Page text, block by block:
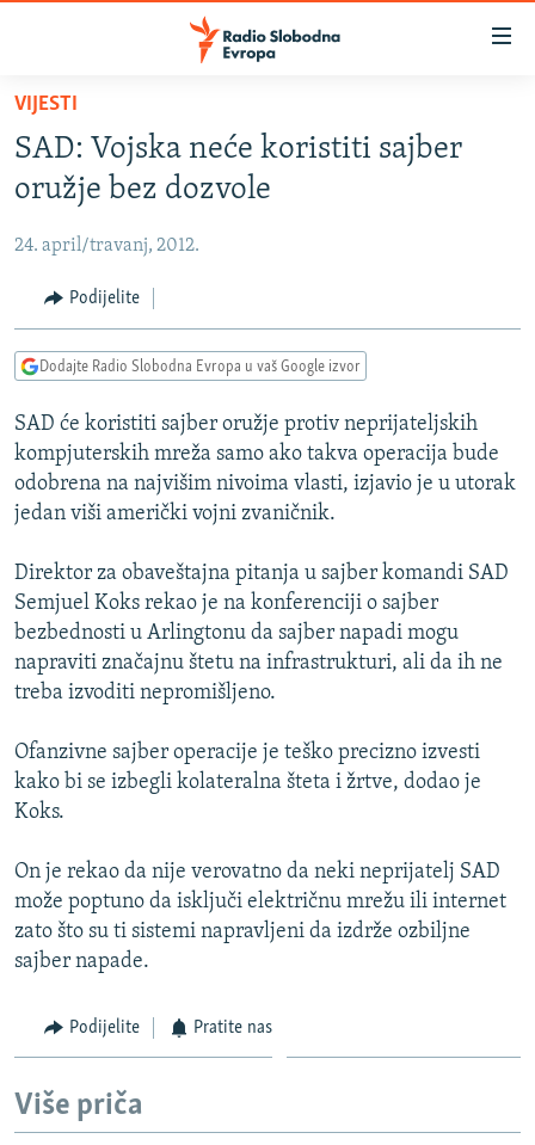
Pređite
glavni
sadržaj
na
navigaciju
Pređite
na
BOSNA I HERCEGOVINA
SRBIJA
KOSOVO
CRNA GORA
VIDEO
FOTOGALERIJE
INFOGRAFIKE
PODCASTI
RAT U UKRAJINI
KINA NA BALKANU
RSE PRIČE IZ SVIJETA
ISPRIČAJ MI
DNEVNO@RSE
SPECIJALI RSE
VIŠE OD NASLOVA
POPLAVE I KLIZIŠTA U BIH 2024.
TV LIBERTY
POST SCRIPTUM
MOJA EVROPA
TRI DECENIJE OD RATA U BIH
NASTANAK I RASPAD JUGOSLAVIJE
Sve RFE/RL stranice
VIJESTI
SAD: Vojska neće koristiti sajber
oružje bez dozvole
24. april/travanj, 2012.
Podijelite
Dodajte Radio Slobodna Evropa u vaš Google izvor
SAD će koristiti sajber oružje protiv neprijateljskih
kompjuterskih mreža samo ako takva operacija bude
odobrena na najvišim nivoima vlasti, izjavio je u utorak
jedan viši američki vojni zvaničnik.
Direktor za obaveštajna pitanja u sajber komandi SAD
Semjuel Koks rekao je na konferenciji o sajber
bezbednosti u Arlingtonu da sajber napadi mogu
napraviti značajnu štetu na infrastrukturi, ali da ih ne
treba izvoditi nepromišljeno.
Ofanzivne sajber operacije je teško precizno izvesti
kako bi se izbegli kolateralna šteta i žrtve, dodao je
Koks.
On je rekao da nije verovatno da neki neprijatelj SAD
može poptuno da isključi električnu mrežu ili internet
zato što su ti sistemi napravljeni da izdrže ozbiljne
sajber napade.
Podijelite Pratite nas
Više priča